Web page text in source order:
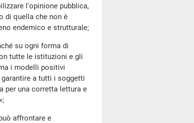
l'opinione pubblica,
di quella che non è
endemico e strutturale;
su ogni forma di
tutte le istituzioni e gli
i modelli positivi
a tutti i soggetti
per una corretta lettura e
affrontare e